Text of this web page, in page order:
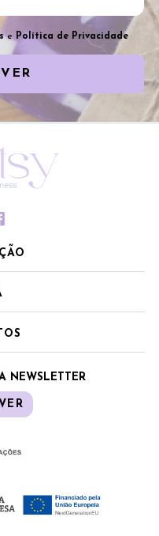
e Política de Privacidade
NEWSLETTER